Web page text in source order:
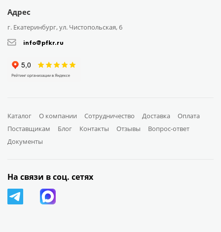
Адрес
г. Екатеринбург, ул. Чистопольская, 6
info@pfkr.ru
Каталог О компании Сотрудничество Доставка
Оплата
Поставщикам
Блог Контакты Отзывы
Вопрос-ответ
Документы
На связи в соц. сетях